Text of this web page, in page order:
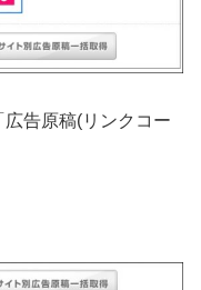
告原稿(リンクコー